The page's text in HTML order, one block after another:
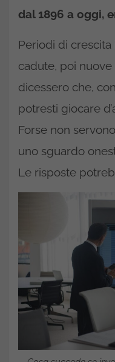
dal 1896 a oggi,
Periodi di
cadute, poi
dicessero che,
potresti giocare
Forse non
uno sguardo
Le risposte